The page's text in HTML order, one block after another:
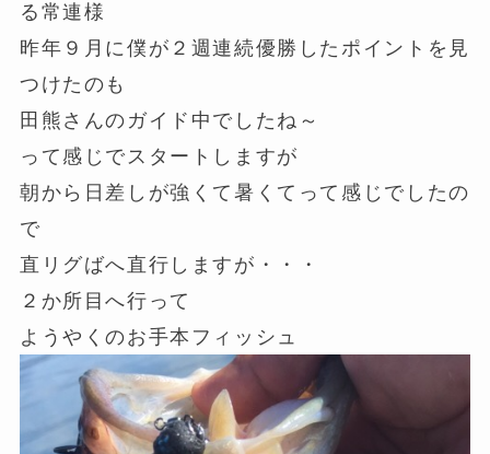
る常連様
昨年９月に僕が２週連続優勝したポイントを見
つけたのも
田熊さんのガイド中でしたね～
って感じでスタートしますが
朝から日差しが強くて暑くてって感じでしたの
で
直リグばへ直行しますが・・・
２か所目へ行って
ようやくのお手本フィッシュ